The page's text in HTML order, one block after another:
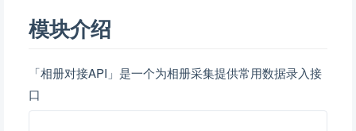
模块介绍
「相册对接API」是一个为相册采集提供常用数据录入接
口